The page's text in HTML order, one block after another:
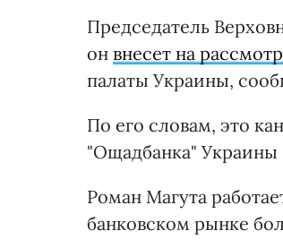
Председатель
он внесет на
палаты Украины,
По его словам, это
"Ощадбанка"
Роман Магута
банковском рынке